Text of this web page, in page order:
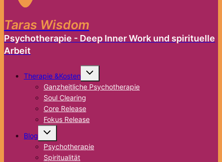
Taras Wisdom
Psychotherapie - Deep Inner Work und spirituelle
Arbeit
Therapie &Kosten
Untermenü
Ganzheitliche Psychotherapie
Soul Clearing
Core Release
Fokus Release
Blog
Untermenü
Psychotherapie
Spiritualität